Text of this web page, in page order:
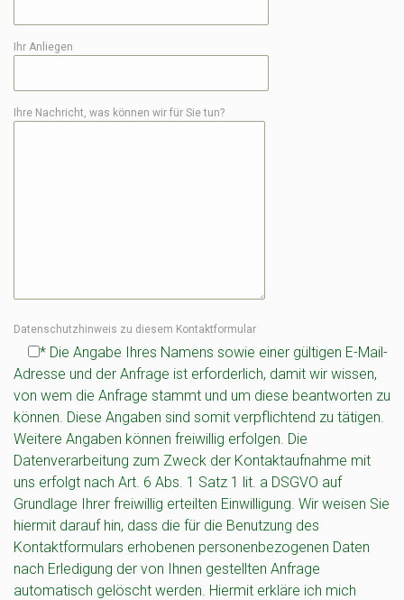
Ihr Anliegen
Ihre Nachricht, was können wir für Sie tun?
Datenschutzhinweis zu diesem Kontaktformular
* Die Angabe Ihres Namens sowie einer gültigen E-Mail-
Adresse und der Anfrage ist erforderlich, damit wir wissen,
von wem die Anfrage stammt und um diese beantworten zu
können. Diese Angaben sind somit verpflichtend zu tätigen.
Weitere Angaben können freiwillig erfolgen. Die
Datenverarbeitung zum Zweck der Kontaktaufnahme mit
uns erfolgt nach Art. 6 Abs. 1 Satz 1 lit. a DSGVO auf
Grundlage Ihrer freiwillig erteilten Einwilligung. Wir weisen Sie
hiermit darauf hin, dass die für die Benutzung des
Kontaktformulars erhobenen personenbezogenen Daten
nach Erledigung der von Ihnen gestellten Anfrage
automatisch gelöscht werden. Hiermit erkläre ich mich